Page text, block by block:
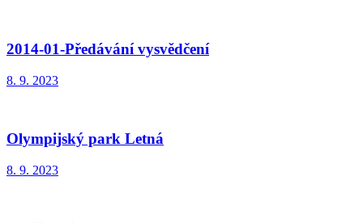
2014-01-Předávání vysvědčení
8. 9. 2023
Olympijský park Letná
8. 9. 2023